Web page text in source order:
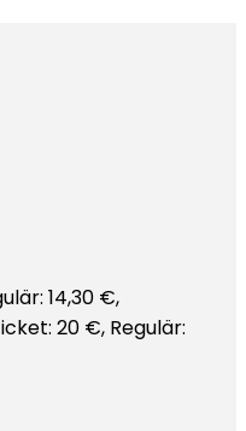
14,30 €,
20 €, Regulär: